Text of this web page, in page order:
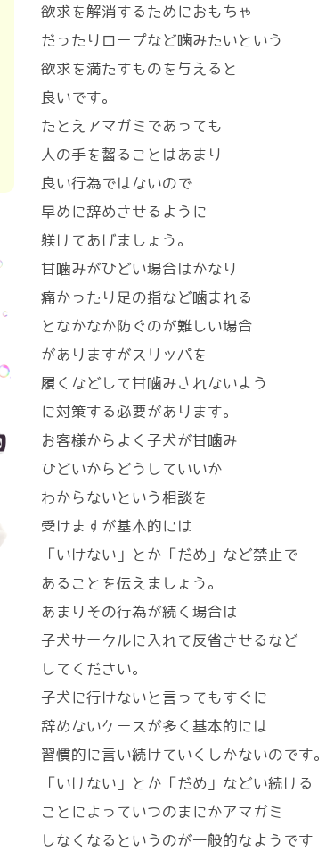
欲求を解消するためにおもちゃ
だったりロープなど噛みたいという
欲求を満たすものを与えると
良いです。
たとえアマガミであっても
人の手を齧ることはあまり
良い行為ではないので
早めに辞めさせるように
躾けてあげましょう。
甘噛みがひどい場合はかなり
痛かったり足の指など噛まれる
となかなか防ぐのが難しい場合
がありますがスリッパを
履くなどして甘噛みされないよう
に対策する必要があります。
お客様からよく子犬が甘噛み
ひどいからどうしていいか
わからないという相談を
受けますが基本的には
「いけない」とか「だめ」など禁止で
あることを伝えましょう。
あまりその行為が続く場合は
子犬サークルに入れて反省させるなど
してください。
子犬に行けないと言ってもすぐに
辞めないケースが多く基本的には
習慣的に言い続けていくしかないのです。
「いけない」とか「だめ」などい続ける
ことによっていつのまにかアマガミ
しなくなるというのが一般的なようです